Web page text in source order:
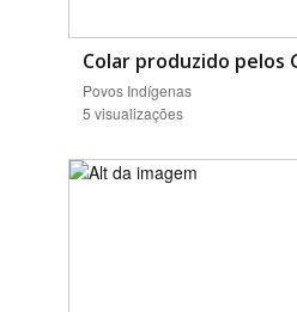
Colar produzido pelos
Povos Indígenas
5 visualizações